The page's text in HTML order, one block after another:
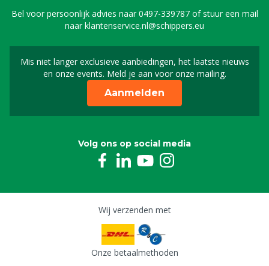
Bel voor persoonlijk advies naar0497-339787of stuur een mail
naarklantenservice.nl@schippers.eu
Mis niet langer exclusieve aanbiedingen, het laatste nieuws
en onze events. Meld je aan voor onze mailing.
Schrijf je in voor onze
Aanmelden
Volg ons op social media
Wij verzenden met
Onze betaalmethoden